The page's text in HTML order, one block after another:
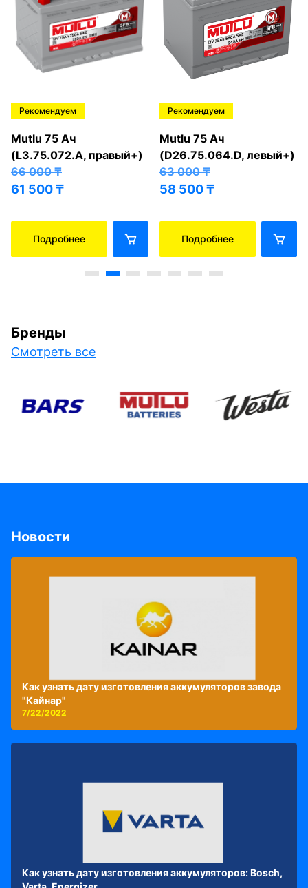
Рекомендуем
Mutlu 75 Ач
(L3.75.072.A, правый+)
66 000₸
61 500₸
Подробнее
Рекомендуем
Mutlu 75 Ач
(D26.75.064.D, левый+)
63 000₸
58 500₸
Подробнее
Бренды
Смотреть все
Новости
Как узнать дату изготовления аккумуляторов завода
"Кайнар"
7/22/2022
Как узнать дату изготовления аккумуляторов: Bosch,